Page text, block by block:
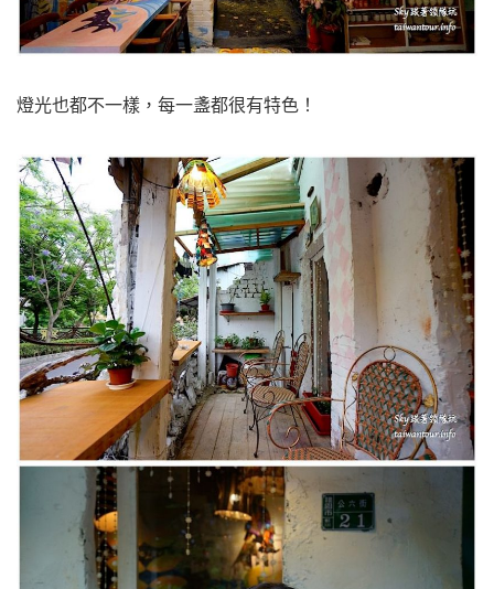
燈光也都不一樣，每一盞都很有特色！